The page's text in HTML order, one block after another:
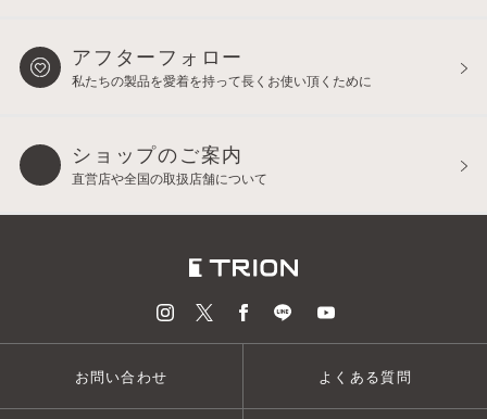
アフターフォロー
私たちの製品を愛着を持って長くお使い頂くために
ショップのご案内
直営店や全国の取扱店舗について
お問い合わせ よくある質問